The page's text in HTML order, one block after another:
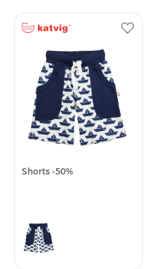
Shorts -50%